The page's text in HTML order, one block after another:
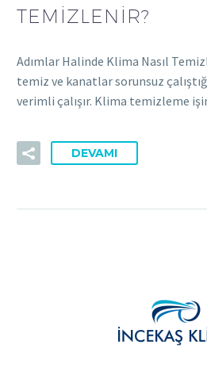
TEMIZLENIR?
Adımlar Halinde Klima Nasıl
temiz ve kanatlar sorunsuz
verimli çalışır. Klima temizleme
DEVAMI